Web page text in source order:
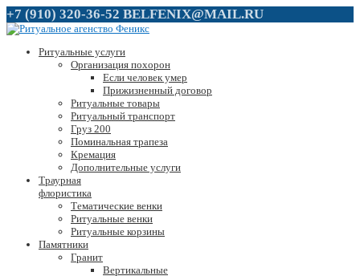
+7 (910) 320-36-52 BELFENIX@MAIL.RU
Ритуальные услуги
Организация похорон
Если человек умер
Прижизненный договор
Ритуальные товары
Ритуальный транспорт
Груз 200
Поминальная трапеза
Кремация
Дополнительные услуги
Траурная
флористика
Тематические венки
Ритуальные венки
Ритуальные корзины
Памятники
Гранит
Вертикальные